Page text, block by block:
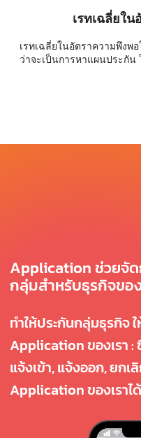
เรทเฉลี่ยใ
เรทเฉลี่ยในอัตราความพึงพ
ว่าจะเป็นการหาแผนประกัน
Application ช่วยจัด
กลุ่มสำหรับธุรกิจข
ทำให้ประกันกลุ่มธุรกิจ
Application ของเรา :
แจ้งเข้า, แจ้งออก, ยก
Application ของเราไ